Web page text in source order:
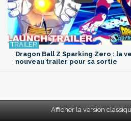
Dragon Ball Z Sparking Zero : la
nouveau trailer pour sa sortie
Afficher la version